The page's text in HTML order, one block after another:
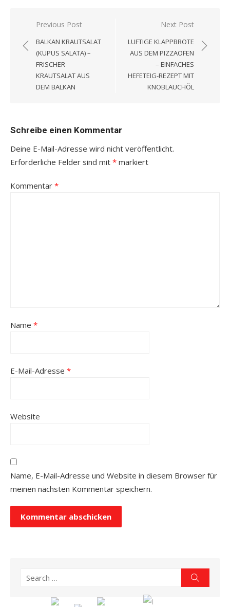
Beitragsnavigation
Previous Post
BALKAN KRAUTSALAT
(KUPUS SALATA) –
FRISCHER
KRAUTSALAT AUS
DEM BALKAN
Next Post
LUFTIGE KLAPPBROTE
AUS DEM PIZZAOFEN
– EINFACHES
HEFETEIG-REZEPT MIT
KNOBLAUCHÖL
Schreibe einen Kommentar
Deine E-Mail-Adresse wird nicht veröffentlicht.
Erforderliche Felder sind mit * markiert
Kommentar *
Name *
E-Mail-Adresse *
Website
Name, E-Mail-Adresse und Website in diesem Browser für
meinen nächsten Kommentar speichern.
Search